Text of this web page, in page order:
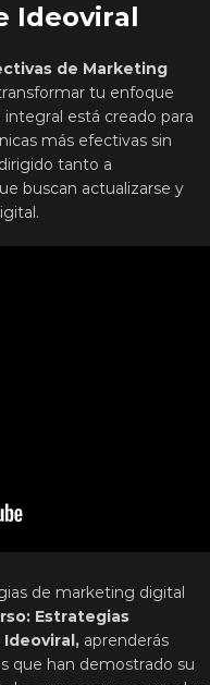
Ideoviral
de Marketing
tu enfoque
integral está creado para
más efectivas sin
tanto a
buscan actualizarse y
de marketing digital
Estrategias
aprenderás
que han demostrado su